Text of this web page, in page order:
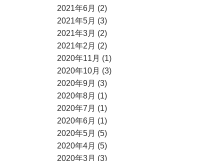
2021年6月 (2)
2021年5月 (3)
2021年3月 (2)
2021年2月 (2)
2020年11月 (1)
2020年10月 (3)
2020年9月 (3)
2020年8月 (1)
2020年7月 (1)
2020年6月 (1)
2020年5月 (5)
2020年4月 (5)
2020年3月 (3)